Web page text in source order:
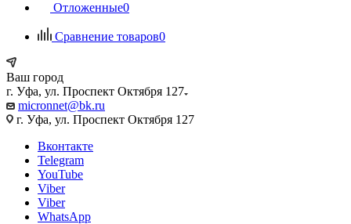
Отложенные0
Сравнение товаров0
Ваш город
г. Уфа, ул. Проспект Октября 127
micronnet@bk.ru
г. Уфа, ул. Проспект Октября 127
Вконтакте
Telegram
YouTube
Viber
Viber
WhatsApp